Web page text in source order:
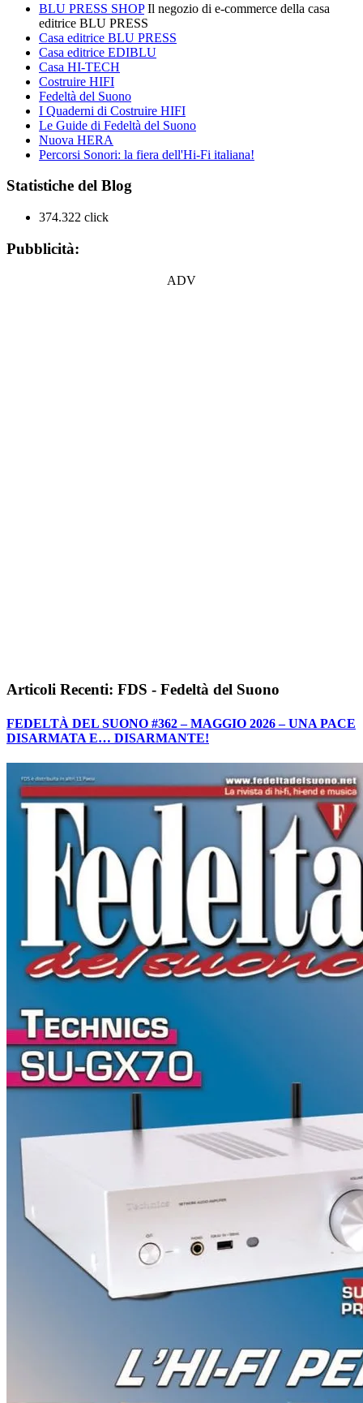
BLU PRESS SHOPIl negozio di e-commerce della casa
editrice BLU PRESS
Casa editrice BLU PRESS
Casa editrice EDIBLU
Casa HI-TECH
Costruire HIFI
Fedeltà del Suono
I Quaderni di Costruire HIFI
Le Guide di Fedeltà del Suono
Nuova HERA
Percorsi Sonori: la fiera dell'Hi-Fi italiana!
Statistiche del Blog
374.322 click
Pubblicità:
ADV
Articoli Recenti: FDS - Fedeltà del Suono
FEDELTÀ DEL SUONO #362 – MAGGIO 2026 – UNA PACE
DISARMATA E… DISARMANTE!